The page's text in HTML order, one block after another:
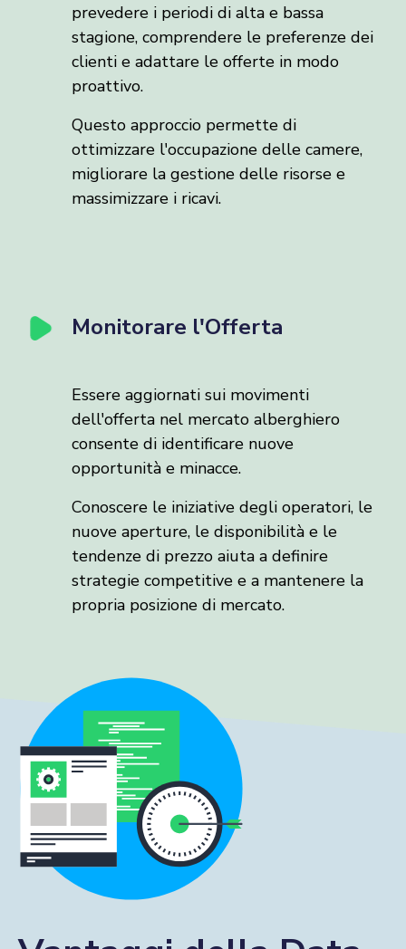
prevedere i periodi di alta e bassa
stagione, comprendere le preferenze dei
clienti e adattare le offerte in modo
proattivo.
Questo approccio permette di
ottimizzare l'occupazione delle camere,
migliorare la gestione delle risorse e
massimizzare i ricavi.
Monitorare l'Offerta
Essere aggiornati sui movimenti
dell'offerta nel mercato alberghiero
consente di identificare nuove
opportunità e minacce.
Conoscere le iniziative degli operatori, le
nuove aperture, le disponibilità e le
tendenze di prezzo aiuta a definire
strategie competitive e a mantenere la
propria posizione di mercato.